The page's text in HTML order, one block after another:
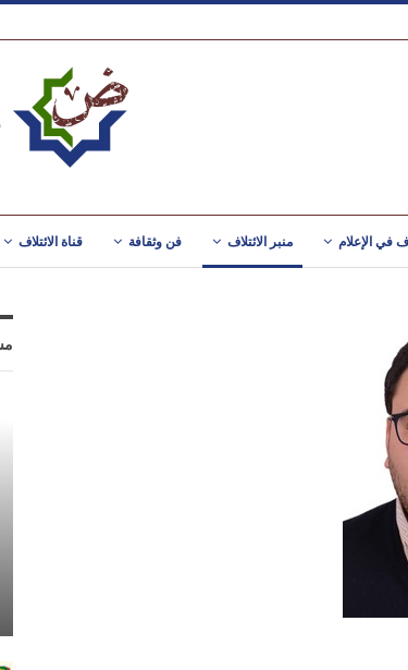
في الإعلام منبر الائتلاف فن وثقافة قناة الائتلاف